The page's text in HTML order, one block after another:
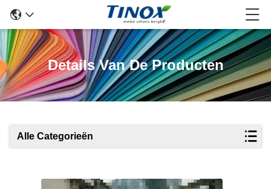
Details Van De Producten
Alle Categorieën